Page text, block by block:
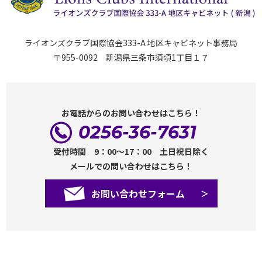
ライオンズクラブ国際協会333-A 地区キャビネット事務局
〒955-0092 新潟県三条市須頃1丁目１７
お電話からのお問い合わせはこちら！
0256-36-7631
受付時間 9：00～17：00 土日祝日除く
メールでの問い合わせはこちら！
お問い合わせフォーム